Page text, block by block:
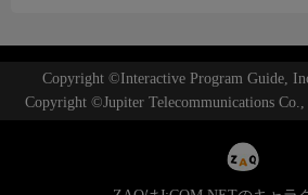
Copyright ©Interactive Program Guide,
Copyright ©Jupiter Telecommunications